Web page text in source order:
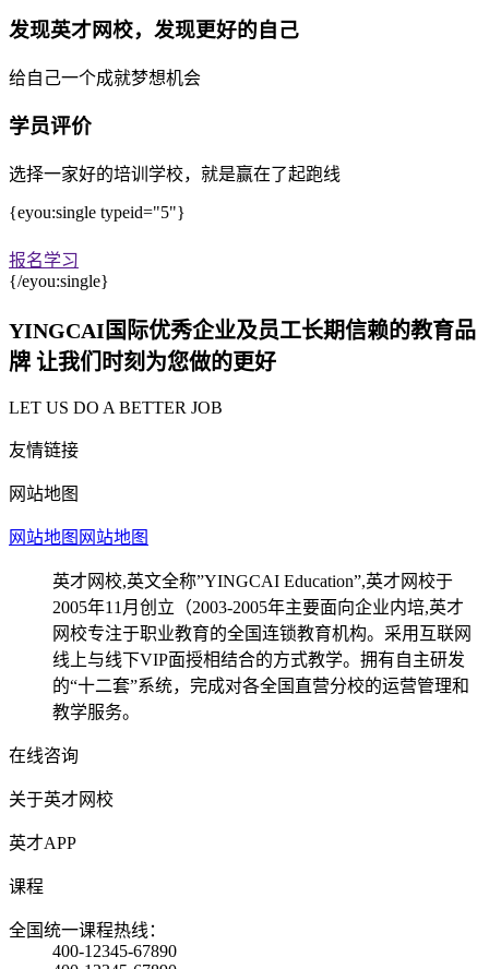
发现英才网校，发现更好的自己
给自己一个成就梦想机会
学员评价
选择一家好的培训学校，就是赢在了起跑线
{eyou:single typeid="5"}
报名学习
{/eyou:single}
YINGCAI国际优秀企业及员工长期信赖的教育品
牌 让我们时刻为您做的更好
LET US DO A BETTER JOB
友情链接
网站地图
网站地图 网站地图
英才网校,英文全称”YINGCAI Education”,英才网校于
2005年11月创立（2003-2005年主要面向企业内培,英才
网校专注于职业教育的全国连锁教育机构。采用互联网
线上与线下VIP面授相结合的方式教学。拥有自主研发
的“十二套”系统，完成对各全国直营分校的运营管理和
教学服务。
在线咨询
关于英才网校
英才APP
课程
全国统一课程热线：
400-12345-67890